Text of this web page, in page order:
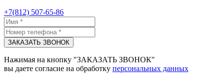
+7(812) 507-65-86
ЗАКАЗАТЬ ЗВОНОК
Нажимая на кнопку "ЗАКАЗАТЬ ЗВОНОК"
вы даете согласие на обработку персональных данных